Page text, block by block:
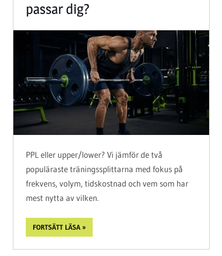
passar dig?
PPL eller upper/lower? Vi jämför de två
populäraste träningssplittarna med fokus på
frekvens, volym, tidskostnad och vem som har
mest nytta av vilken.
FORTSÄTT LÄSA